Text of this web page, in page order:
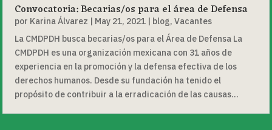
Convocatoria: Becarias/os para el área de Defensa
por Karina Álvarez | May 21, 2021 | blog,Vacantes
La CMDPDH busca becarias/os para el Área de Defensa La
CMDPDH es una organización mexicana con 31 años de
experiencia en la promoción y la defensa efectiva de los
derechos humanos. Desde su fundación ha tenido el
propósito de contribuir a la erradicación de las causas...